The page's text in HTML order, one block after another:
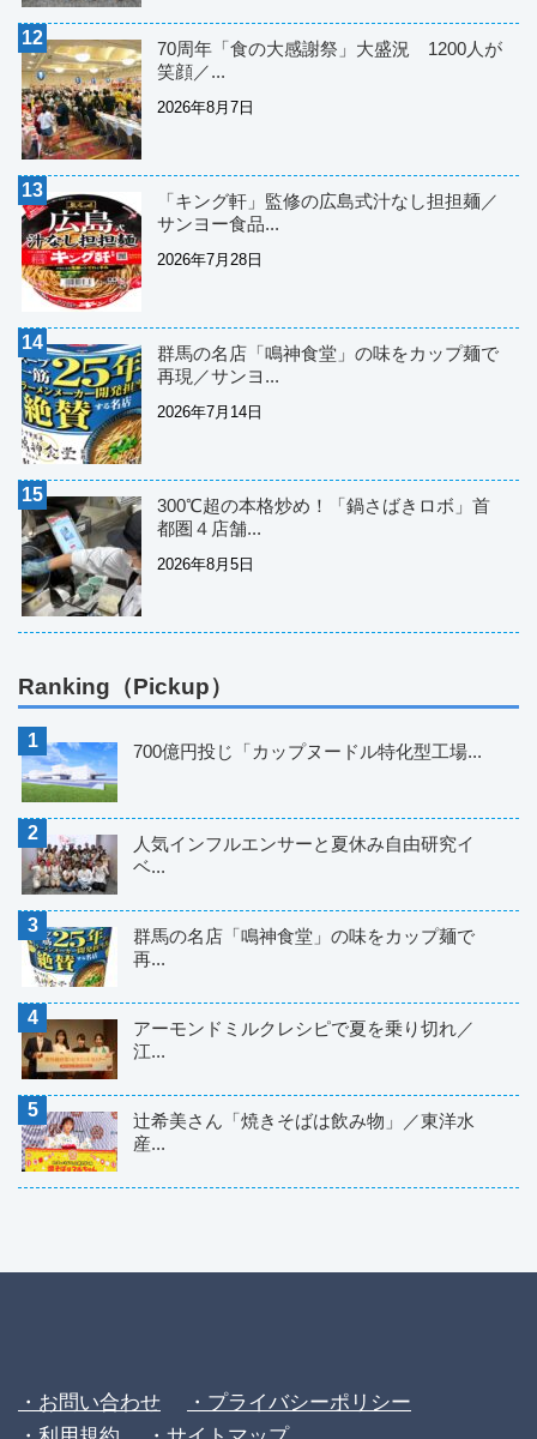
70周年「食の大感謝祭」大盛況 1200人が
笑顔／...
2026年8月7日
「キング軒」監修の広島式汁なし担担麺／
サンヨー食品...
2026年7月28日
群馬の名店「鳴神食堂」の味をカップ麺で
再現／サンヨ...
2026年7月14日
300℃超の本格炒め！「鍋さばきロボ」首
都圏４店舗...
2026年8月5日
Ranking（Pickup）
700億円投じ「カップヌードル特化型工場...
人気インフルエンサーと夏休み自由研究イ
ベ...
群馬の名店「鳴神食堂」の味をカップ麺で
再...
アーモンドミルクレシピで夏を乗り切れ／
江...
辻希美さん「焼きそばは飲み物」／東洋水
産...
・お問い合わせ
・プライバシーポリシー